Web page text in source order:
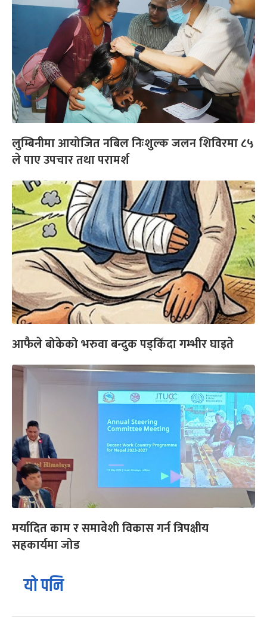
लुम्बिनीमा आयोजित नबिल निःशुल्क जलन शिविरमा ८५
ले पाए उपचार तथा परामर्श
आफैले बोकेको भरुवा बन्दुक पड्किँदा गम्भीर घाइते
मर्यादित काम र समावेशी विकास गर्न त्रिपक्षीय
सहकार्यमा जोड
यो पनि